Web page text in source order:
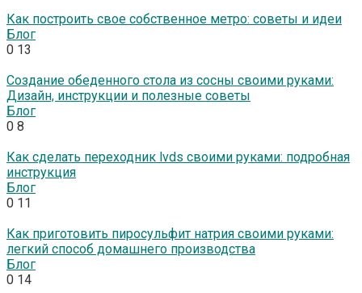
Как построить свое собственное метро: советы и идеи
Блог
0 13
Создание обеденного стола из сосны своими руками:
Дизайн, инструкции и полезные советы
Блог
0 8
Как сделать переходник lvds своими руками: подробная
инструкция
Блог
0 11
Как приготовить пиросульфит натрия своими руками:
легкий способ домашнего производства
Блог
0 14